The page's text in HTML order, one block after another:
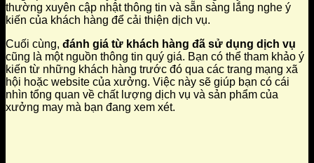
thường xuyên cập nhật thông tin và sẵn sàng lắng nghe ý
kiến của khách hàng để cải thiện dịch vụ.
Cuối cùng, đánh giá từ khách hàng đã sử dụng dịch vụ
cũng là một nguồn thông tin quý giá. Bạn có thể tham khảo ý
kiến từ những khách hàng trước đó qua các trang mạng xã
hội hoặc website của xưởng. Việc này sẽ giúp bạn có cái
nhìn tổng quan về chất lượng dịch vụ và sản phẩm của
xưởng may mà bạn đang xem xét.